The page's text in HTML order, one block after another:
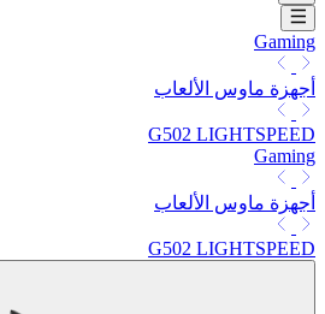
Gaming
أجهزة ماوس الألعاب
G502 LIGHTSPEED
Gaming
أجهزة ماوس الألعاب
G502 LIGHTSPEED